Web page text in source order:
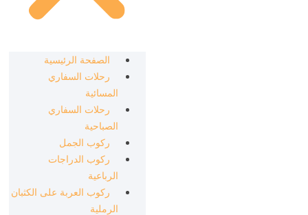
الصفحة الرئيسية
رحلات السفاري
المسائية
رحلات السفاري
الصباحية
ركوب الجمل
ركوب الدراجات
الرباعية
ركوب العربة على الكثبان
الرملية